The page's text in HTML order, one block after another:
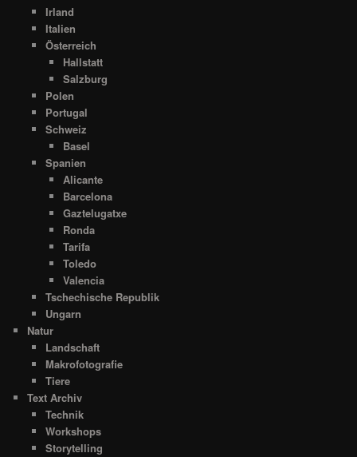
Irland
Italien
Österreich
Hallstatt
Salzburg
Polen
Portugal
Schweiz
Basel
Spanien
Alicante
Barcelona
Gaztelugatxe
Ronda
Tarifa
Toledo
Valencia
Tschechische Republik
Ungarn
Natur
Landschaft
Makrofotografie
Tiere
Text Archiv
Technik
Workshops
Storytelling